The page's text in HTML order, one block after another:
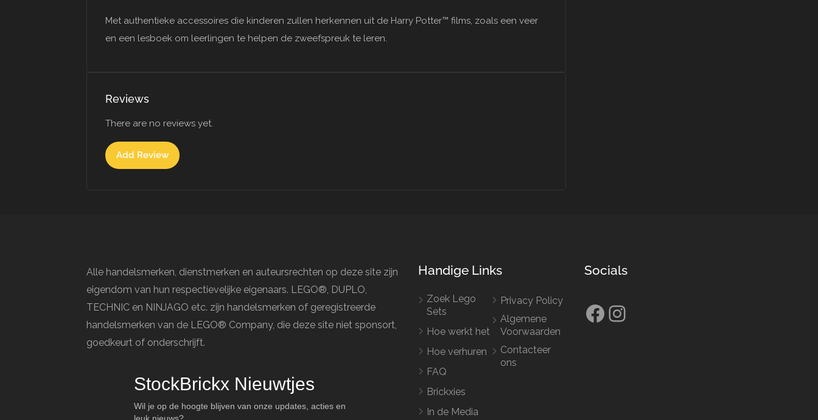
Met authentieke accessoires die kinderen zullen herkennen uit de Harry Potter™ films, zoals een veer
en een lesboek om leerlingen te helpen de zweefspreuk te leren.
Reviews
There are no reviews yet.
Add Review
Alle handelsmerken, dienstmerken en auteursrechten op deze site zijn
eigendom van hun respectievelijke eigenaars. LEGO®, DUPLO,
TECHNIC en NINJAGO etc. zijn handelsmerken of geregistreerde
handelsmerken van de LEGO® Company, die deze site niet sponsort,
goedkeurt of onderschrijft.
StockBrickx Nieuwtjes
Wil je op de hoogte blijven van onze updates, acties en
Handige Links
Zoek Lego
Sets
Hoe werkt het
Hoe verhuren
FAQ
Brickxies
In de Media
Privacy Policy
Algemene
Voorwaarden
Contacteer
ons
Socials
Facebook
Instagram